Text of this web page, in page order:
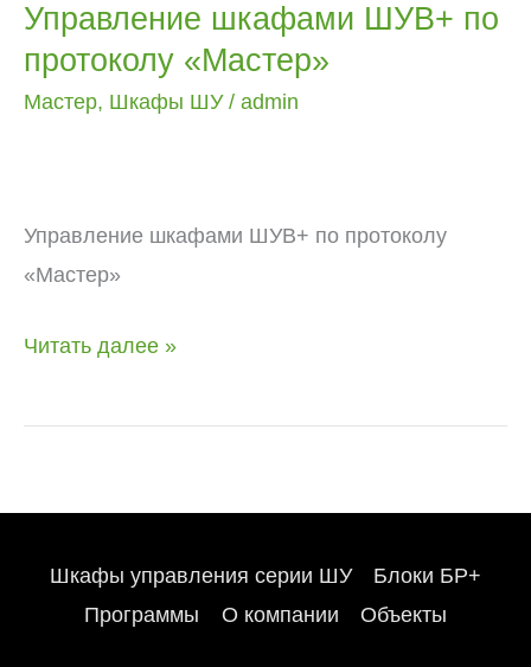
Управление шкафами ШУВ+ по
протоколу «Мастер»
Мастер, Шкафы ШУ/ admin
Управление шкафами ШУВ+ по протоколу
«Мастер»
Управление
шкафами
ШУВ+
Читать далее »
Шкафы управления серии ШУ
Блоки БР+
Программы
О компании Объекты